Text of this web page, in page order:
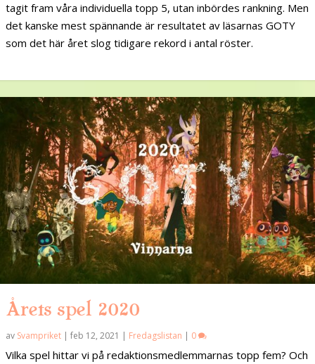
tagit fram våra individuella topp 5, utan inbördes rankning. Men
det kanske mest spännande är resultatet av läsarnas GOTY
som det här året slog tidigare rekord i antal röster.
Årets spel 2020
av Svampriket | feb 12, 2021 | Fredagslistan | 0
Vilka spel hittar vi på redaktionsmedlemmarnas topp fem? Och